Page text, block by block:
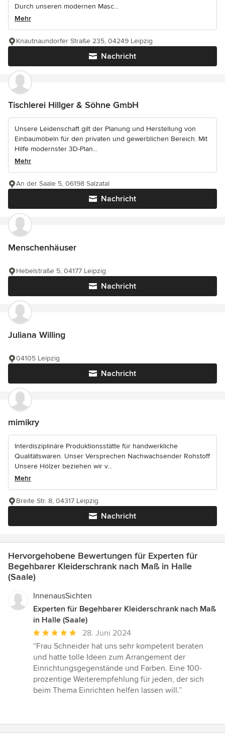
Durch unseren modernen Masc...
Mehr
Nachricht
Knautnaundorfer Straße 235, 04249 Leipzig
Tischlerei Hillger & Söhne GmbH
Unsere Leidenschaft gilt der Planung und Herstellung von
Einbaumöbeln für den privaten und gewerblichen Bereich. Mit
Hilfe modernster 3D-Plan...
Mehr
Nachricht
An der Saale 5, 06198 Salzatal
Menschenhäuser
Nachricht
Hebelstraße 5, 04177 Leipzig
Juliana Willing
Nachricht
04105 Leipzig
mimikry
Interdisziplinäre Produktionsstätte für handwerkliche
Qualitätswaren. Unser Versprechen Nachwachsender Rohstoff
Unsere Hölzer beziehen wir v...
Mehr
Nachricht
Breite Str. 8, 04317 Leipzig
Hervorgehobene Bewertungen für Experten für
Begehbarer Kleiderschrank nach Maß in Halle
(Saale)
InnenausSichten
Experten für Begehbarer Kleiderschrank nach Maß
in Halle (Saale)
Durchschnittliche
Bewertung:
5
von
5
Sternen
28. Juni 2024
“Frau Schneider hat uns sehr kompetent beraten
und hatte tolle Ideen zum Arrangement der
Einrichtungsgegenstände und Farben. Eine 100-
prozentige Weiterempfehlung für jeden, der sich
beim Thema Einrichten helfen lassen will.”